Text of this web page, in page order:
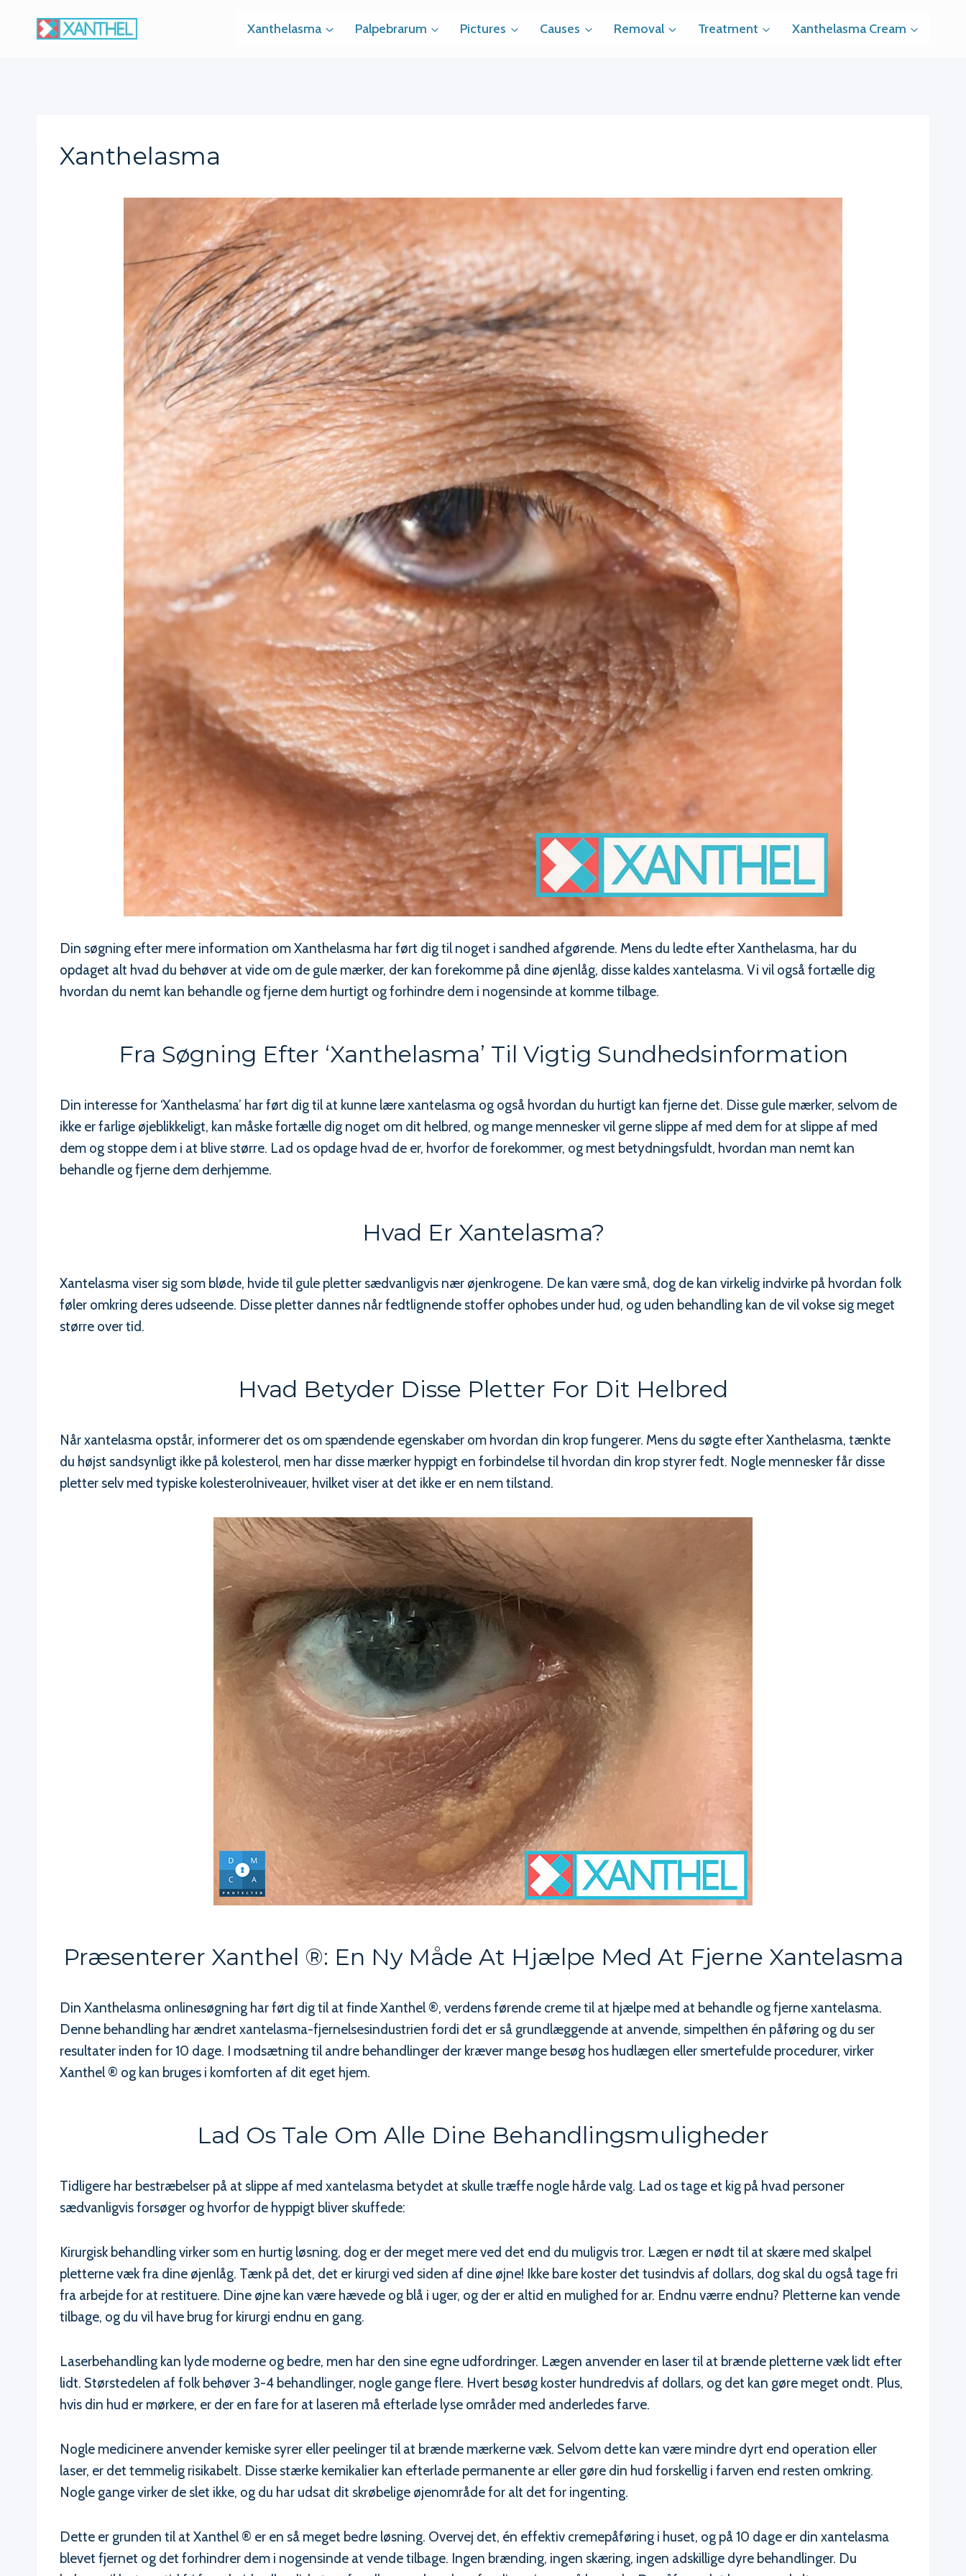
Xanthelasma Palpebrarum Pictures Causes Removal Treatment Xanthelasma Cream
Xanthelasma
Din søgning efter mere information om Xanthelasma har ført dig til noget i sandhed afgørende. Mens du ledte efter Xanthelasma, har du
opdaget alt hvad du behøver at vide om de gule mærker, der kan forekomme på dine øjenlåg, disse kaldes xantelasma. Vi vil også fortælle dig
hvordan du nemt kan behandle og fjerne dem hurtigt og forhindre dem i nogensinde at komme tilbage.
Fra Søgning Efter ‘Xanthelasma’ Til Vigtig Sundhedsinformation
Din interesse for ‘Xanthelasma’ har ført dig til at kunne lære xantelasma og også hvordan du hurtigt kan fjerne det. Disse gule mærker, selvom de
ikke er farlige øjeblikkeligt, kan måske fortælle dig noget om dit helbred, og mange mennesker vil gerne slippe af med dem for at slippe af med
dem og stoppe dem i at blive større. Lad os opdage hvad de er, hvorfor de forekommer, og mest betydningsfuldt, hvordan man nemt kan
behandle og fjerne dem derhjemme.
Hvad Er Xantelasma?
Xantelasma viser sig som bløde, hvide til gule pletter sædvanligvis nær øjenkrogene. De kan være små, dog de kan virkelig indvirke på hvordan folk
føler omkring deres udseende. Disse pletter dannes når fedtlignende stoffer ophobes under hud, og uden behandling kan de vil vokse sig meget
større over tid.
Hvad Betyder Disse Pletter For Dit Helbred
Når xantelasma opstår, informerer det os om spændende egenskaber om hvordan din krop fungerer. Mens du søgte efter Xanthelasma, tænkte
du højst sandsynligt ikke på kolesterol, men har disse mærker hyppigt en forbindelse til hvordan din krop styrer fedt. Nogle mennesker får disse
pletter selv med typiske kolesterolniveauer, hvilket viser at det ikke er en nem tilstand.
Præsenterer Xanthel ®: En Ny Måde At Hjælpe Med At Fjerne Xantelasma
Din Xanthelasma onlinesøgning har ført dig til at finde Xanthel ®, verdens førende creme til at hjælpe med at behandle og fjerne xantelasma.
Denne behandling har ændret xantelasma-fjernelsesindustrien fordi det er så grundlæggende at anvende, simpelthen én påføring og du ser
resultater inden for 10 dage. I modsætning til andre behandlinger der kræver mange besøg hos hudlægen eller smertefulde procedurer, virker
Xanthel ® og kan bruges i komforten af dit eget hjem.
Lad Os Tale Om Alle Dine Behandlingsmuligheder
Tidligere har bestræbelser på at slippe af med xantelasma betydet at skulle træffe nogle hårde valg. Lad os tage et kig på hvad personer
sædvanligvis forsøger og hvorfor de hyppigt bliver skuffede:
Kirurgisk behandling virker som en hurtig løsning, dog er der meget mere ved det end du muligvis tror. Lægen er nødt til at skære med skalpel
pletterne væk fra dine øjenlåg. Tænk på det, det er kirurgi ved siden af dine øjne! Ikke bare koster det tusindvis af dollars, dog skal du også tage fri
fra arbejde for at restituere. Dine øjne kan være hævede og blå i uger, og der er altid en mulighed for ar. Endnu værre endnu? Pletterne kan vende
tilbage, og du vil have brug for kirurgi endnu en gang.
Laserbehandling kan lyde moderne og bedre, men har den sine egne udfordringer. Lægen anvender en laser til at brænde pletterne væk lidt efter
lidt. Størstedelen af folk behøver 3-4 behandlinger, nogle gange flere. Hvert besøg koster hundredvis af dollars, og det kan gøre meget ondt. Plus,
hvis din hud er mørkere, er der en fare for at laseren må efterlade lyse områder med anderledes farve.
Nogle medicinere anvender kemiske syrer eller peelinger til at brænde mærkerne væk. Selvom dette kan være mindre dyrt end operation eller
laser, er det temmelig risikabelt. Disse stærke kemikalier kan efterlade permanente ar eller gøre din hud forskellig i farven end resten omkring.
Nogle gange virker de slet ikke, og du har udsat dit skrøbelige øjenområde for alt det for ingenting.
Dette er grunden til at Xanthel ® er en så meget bedre løsning. Overvej det, én effektiv cremepåføring i huset, og på 10 dage er din xantelasma
blevet fjernet og det forhindrer dem i nogensinde at vende tilbage. Ingen brænding, ingen skæring, ingen adskillige dyre behandlinger. Du